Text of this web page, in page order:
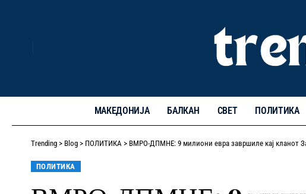
МАКЕДОНИЈА БАЛКАН СВЕТ ПОЛИТИКА
Trending > Blog > ПОЛИТИКА > ВМРО-ДПМНЕ: 9 милиони евра завршиле кај кланот
ПОЛИТИКА